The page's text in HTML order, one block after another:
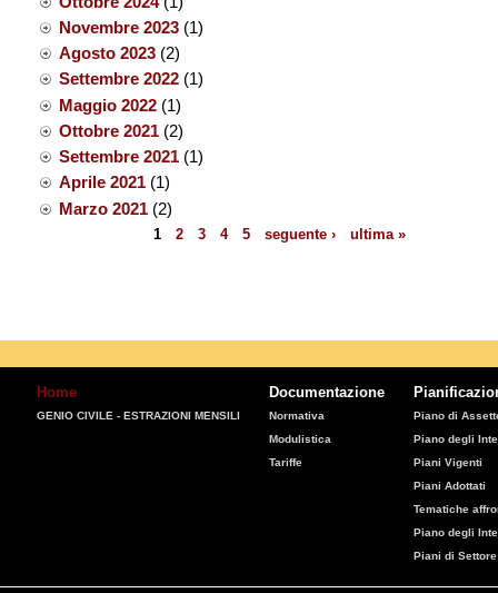
Novembre 2023(1)
Agosto 2023(2)
Settembre 2022(1)
Maggio 2022(1)
Ottobre 2021(2)
Settembre 2021(1)
Aprile 2021(1)
Marzo 2021(2)
1 2 3 4 5 seguente › ultima »
Home
GENIO CIVILE - ESTRAZIONI MENSILI
Documentazione
Normativa
Modulistica
Tariffe
Piano di
Piano degli
Piani Vigenti
Piani Adottati
Tematiche
Piano degli
Piani di Settore